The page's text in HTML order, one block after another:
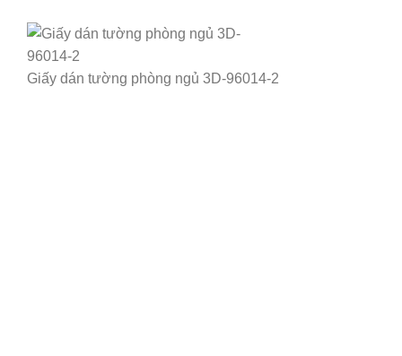
Giấy dán tường phòng ngủ 3D-96014-2